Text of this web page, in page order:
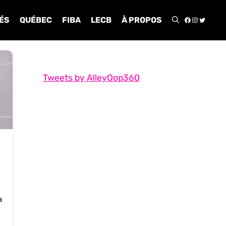
QUÉBEC FIBA LECB À PROPOS
Tweets by AlleyOop360